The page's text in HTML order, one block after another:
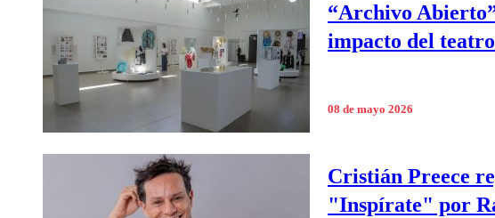
“Archivo
impacto del
08 de mayo 2026
Cristián Preece
"Inspírate" por